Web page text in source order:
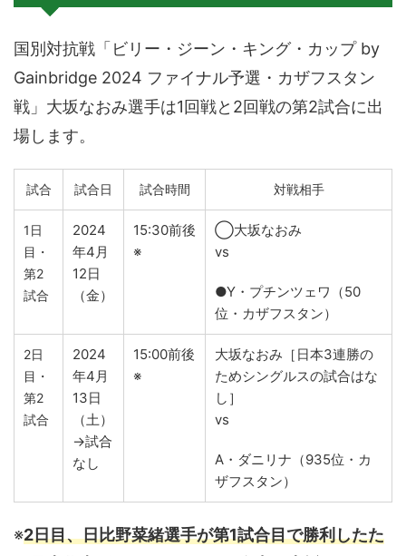
国別対抗戦「ビリー・ジーン・キング・カップ by
Gainbridge 2024 ファイナル予選・カザフスタン
戦」大坂なおみ選手は1回戦と2回戦の第2試合に出
場します。
試合 試合日 試合時間 対戦相手
1日
目・
第2
試合
2024
年4月
12日
（金）
15:30前後
※
◯大坂なおみ
vs
●Y・プチンツェワ（50
位・カザフスタン）
2日
目・
第2
試合
2024
年4月
13日
（土）
→試合
なし
15:00前後
※
大坂なおみ［日本3連勝の
ためシングルスの試合はな
し］
vs
A・ダニリナ（935位・カ
ザフスタン）
※2日目、日比野菜緒選手が第1試合目で勝利したた